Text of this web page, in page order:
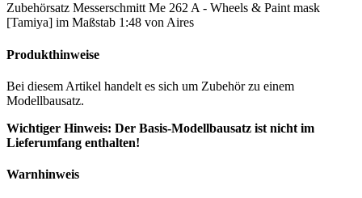
Zubehörsatz Messerschmitt Me 262 A - Wheels & Paint mask
[Tamiya] im Maßstab 1:48 von Aires
Produkthinweise
Bei diesem Artikel handelt es sich um Zubehör zu einem
Modellbausatz.
Wichtiger Hinweis: Der Basis-Modellbausatz ist nicht im
Lieferumfang enthalten!
Warnhinweis